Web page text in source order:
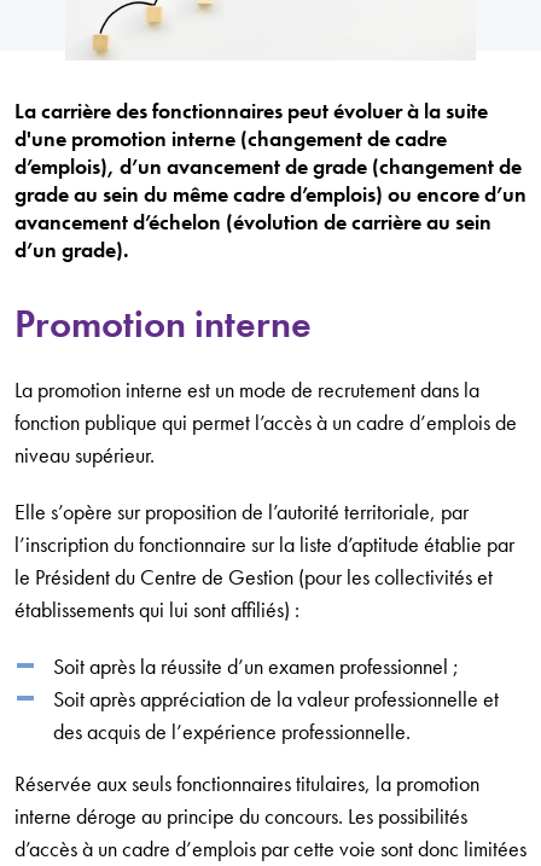
La carrière des fonctionnaires peut évoluer à la suite
d'une promotion interne (changement de cadre
d’emplois), d’un avancement de grade (changement de
grade au sein du même cadre d’emplois) ou encore d’un
avancement d’échelon (évolution de carrière au sein
d’un grade).
Promotion interne
La promotion interne est un mode de recrutement dans la
fonction publique qui permet l’accès à un cadre d’emplois de
niveau supérieur.
Elle s’opère sur proposition de l’autorité territoriale, par
l’inscription du fonctionnaire sur la liste d’aptitude établie par
le Président du Centre de Gestion (pour les collectivités et
établissements qui lui sont affiliés) :
Soit après la réussite d’un examen professionnel ;
Soit après appréciation de la valeur professionnelle et
des acquis de l’expérience professionnelle.
Réservée aux seuls fonctionnaires titulaires, la promotion
interne déroge au principe du concours. Les possibilités
d’accès à un cadre d’emplois par cette voie sont donc limitées